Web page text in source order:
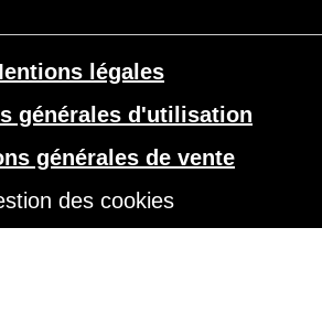
légales
générales d'utilisation
générales de vente
des cookies